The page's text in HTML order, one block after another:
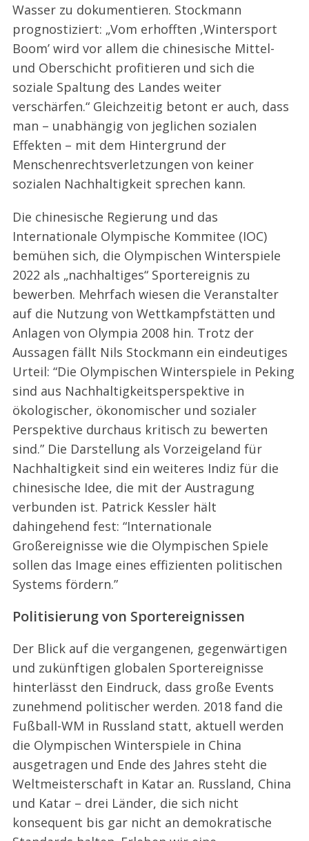
Wasser zu dokumentieren. Stockmann
prognostiziert: „Vom erhofften ,Wintersport
Boom’ wird vor allem die chinesische Mittel-
und Oberschicht profitieren und sich die
soziale Spaltung des Landes weiter
verschärfen.“ Gleichzeitig betont er auch, dass
man – unabhängig von jeglichen sozialen
Effekten – mit dem Hintergrund der
Menschenrechtsverletzungen von keiner
sozialen Nachhaltigkeit sprechen kann.
Die chinesische Regierung und das
Internationale Olympische Kommitee (IOC)
bemühen sich, die Olympischen Winterspiele
2022 als „nachhaltiges“ Sportereignis zu
bewerben. Mehrfach wiesen die Veranstalter
auf die Nutzung von Wettkampfstätten und
Anlagen von Olympia 2008 hin. Trotz der
Aussagen fällt Nils Stockmann ein eindeutiges
Urteil: “Die Olympischen Winterspiele in Peking
sind aus Nachhaltigkeitsperspektive in
ökologischer, ökonomischer und sozialer
Perspektive durchaus kritisch zu bewerten
sind.” Die Darstellung als Vorzeigeland für
Nachhaltigkeit sind ein weiteres Indiz für die
chinesische Idee, die mit der Austragung
verbunden ist. Patrick Kessler hält
dahingehend fest: “Internationale
Großereignisse wie die Olympischen Spiele
sollen das Image eines effizienten politischen
Systems fördern.”
Politisierung von Sportereignissen
Der Blick auf die vergangenen, gegenwärtigen
und zukünftigen globalen Sportereignisse
hinterlässt den Eindruck, dass große Events
zunehmend politischer werden. 2018 fand die
Fußball-WM in Russland statt, aktuell werden
die Olympischen Winterspiele in China
ausgetragen und Ende des Jahres steht die
Weltmeisterschaft in Katar an. Russland, China
und Katar – drei Länder, die sich nicht
konsequent bis gar nicht an demokratische